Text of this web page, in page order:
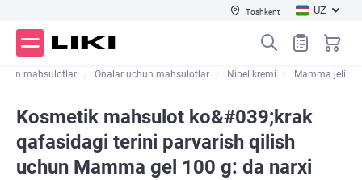
Toshkent UZ
mahsulotlar Onalar uchun mahsulotlar Nipel kremi Mamma jeli
Kosmetik mahsulot ko&#039;krak
qafasidagi terini parvarish qilish
uchun Mamma gel 100 g: da narxi